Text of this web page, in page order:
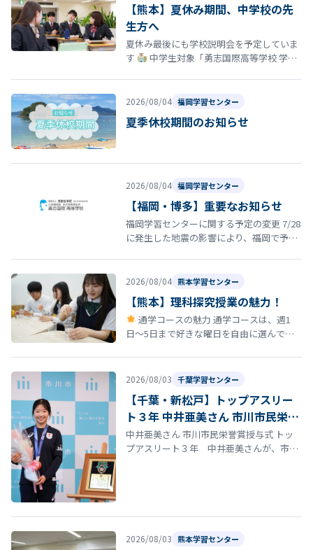
【熊本】夏休み期間、中学校の先
生方へ
夏休み最後にも学校説明会を予定していま
す
中学生対象「勇志国際高等学校 学校
2026/08/04 福岡学習センター
夏季休校期間のお知らせ
2026/08/04 福岡学習センター
【福岡・博多】重要なお知らせ
福岡学習センターに関する予定の変更 7/28
に発生した地震の影響により、福岡で予定
2026/08/04 熊本学習センター
【熊本】理科探究授業の魅力！
通学コースの魅力 通学コースは、週1
日〜5日まで好きな曜日を自由に選んで登
も、途中で曜日を変更しても学費は…
2026/08/03 千葉学習センター
【千葉・新松戸】トップアスリー
ト３年 中井亜美さん 市川市民栄誉
賞授与式
中井亜美さん 市川市民栄誉賞授与式 トッ
プアスリート３年 中井亜美さんが、市川
2026/08/03 熊本学習センター